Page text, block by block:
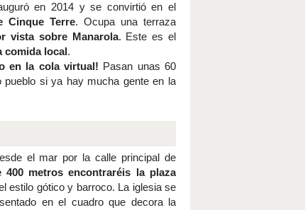
en 2014 y se convirtió en el
Cinque Terre. Ocupa una terraza
vista sobre Manarola. Este es el
comida local.
en la cola virtual! Pasan unas 60
si ya hay mucha gente en la
el mar por la calle principal de
400 metros encontraréis la plaza
estilo gótico y barroco. La iglesia se
en el cuadro que decora la